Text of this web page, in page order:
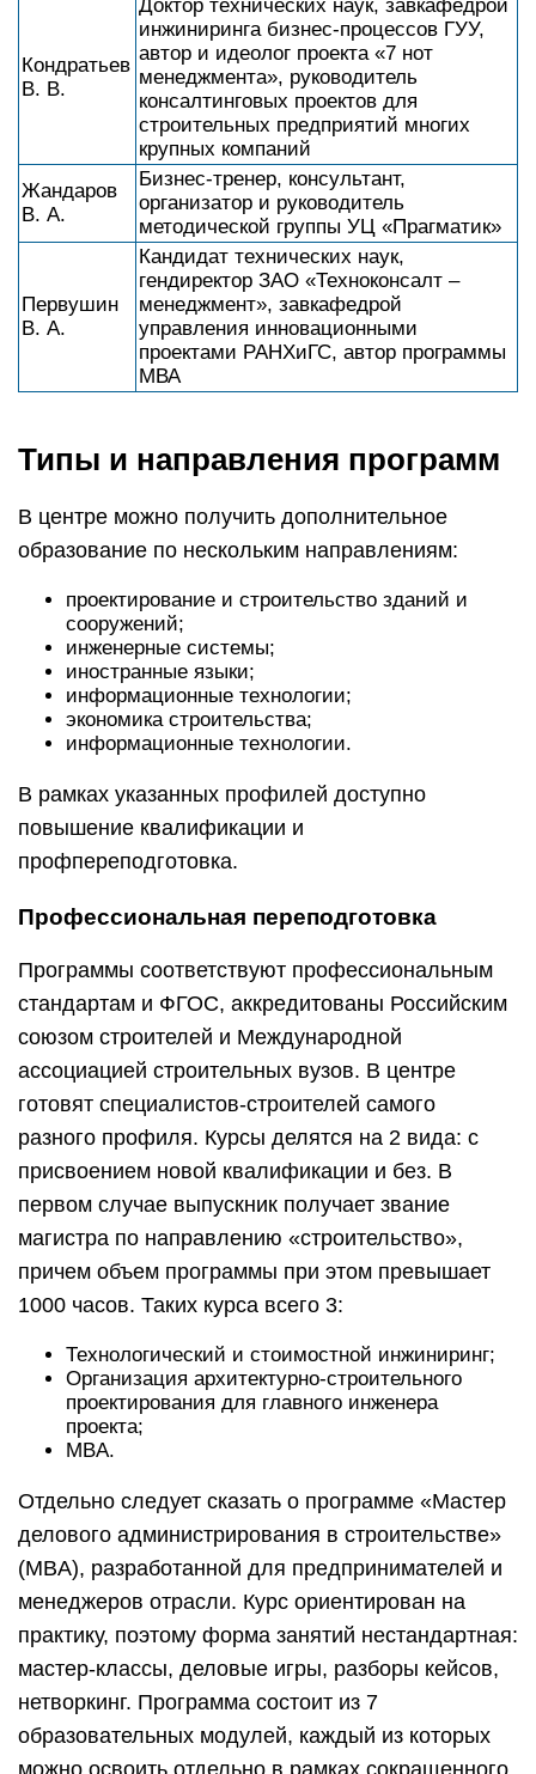
Кондратьев
В. В.
Доктор технических наук, завкафедрой
инжиниринга бизнес-процессов ГУУ,
автор и идеолог проекта «7 нот
менеджмента», руководитель
консалтинговых проектов для
строительных предприятий многих
крупных компаний
Жандаров
В. А.
Бизнес-тренер, консультант,
организатор и руководитель
методической группы УЦ «Прагматик»
Первушин
В. А.
Кандидат технических наук,
гендиректор ЗАО «Техноконсалт –
менеджмент», завкафедрой
управления инновационными
проектами РАНХиГС, автор программы
МВА
Типы и направления программ
В центре можно получить дополнительное
образование по нескольким направлениям:
проектирование и строительство зданий и
сооружений;
инженерные системы;
иностранные языки;
информационные технологии;
экономика строительства;
информационные технологии.
В рамках указанных профилей доступно
повышение квалификации и
профпереподготовка.
Профессиональная переподготовка
Программы соответствуют профессиональным
стандартам и ФГОС, аккредитованы Российским
союзом строителей и Международной
ассоциацией строительных вузов. В центре
готовят специалистов-строителей самого
разного профиля. Курсы делятся на 2 вида: с
присвоением новой квалификации и без. В
первом случае выпускник получает звание
магистра по направлению «строительство»,
причем объем программы при этом превышает
1000 часов. Таких курса всего 3:
Технологический и стоимостной инжиниринг;
Организация архитектурно-строительного
проектирования для главного инженера
проекта;
MBA.
Отдельно следует сказать о программе «Мастер
делового администрирования в строительстве»
(MBA), разработанной для предпринимателей и
менеджеров отрасли. Курс ориентирован на
практику, поэтому форма занятий нестандартная:
мастер-классы, деловые игры, разборы кейсов,
нетворкинг. Программа состоит из 7
образовательных модулей, каждый из которых
можно освоить отдельно в рамках сокращенного